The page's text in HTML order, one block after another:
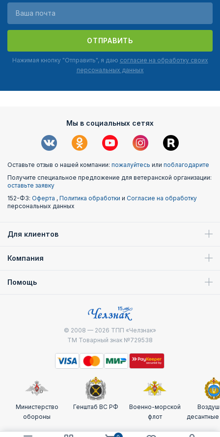
ОТПРАВИТЬ
Нажимая кнопку "Отправить", я даю согласие на обработку своих
персональных данных
Мы в социальных сетях
Оставьте отзыв о нашей компании: пожалуйтесь или поблагодарите
Получите специальное предложение для ветеранской организации:
оставьте заявку
152-ФЗ: Оферта , Политика обработки и Согласие на обработку
персональных данных
Для клиентов
Компания
Помощь
© 2008 — 2026 ТПП «Челзнак»
ТМ Товарный знак №729538
Министерство
обороны
Генштаб ВС РФ
Военно-морской
флот
десантные